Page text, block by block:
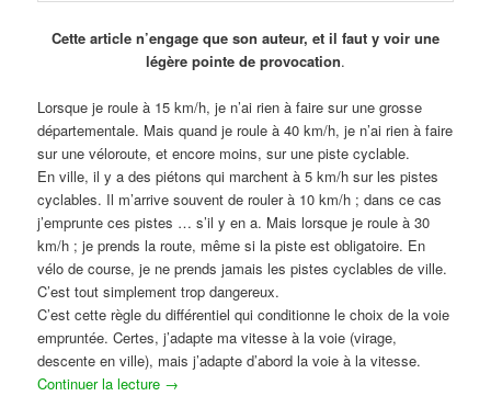
Cette article n’engage que son auteur, et il faut y voir une
légère pointe de provocation.
Lorsque je roule à 15 km/h, je n’ai rien à faire sur une grosse
départementale. Mais quand je roule à 40 km/h, je n’ai rien à faire
sur une véloroute, et encore moins, sur une piste cyclable.
En ville, il y a des piétons qui marchent à 5 km/h sur les pistes
cyclables. Il m’arrive souvent de rouler à 10 km/h ; dans ce cas
j’emprunte ces pistes … s’il y en a. Mais lorsque je roule à 30
km/h ; je prends la route, même si la piste est obligatoire. En
vélo de course, je ne prends jamais les pistes cyclables de ville.
C’est tout simplement trop dangereux.
C’est cette règle du différentiel qui conditionne le choix de la voie
empruntée. Certes, j’adapte ma vitesse à la voie (virage,
descente en ville), mais j’adapte d’abord la voie à la vitesse.
Continuer la lecture →